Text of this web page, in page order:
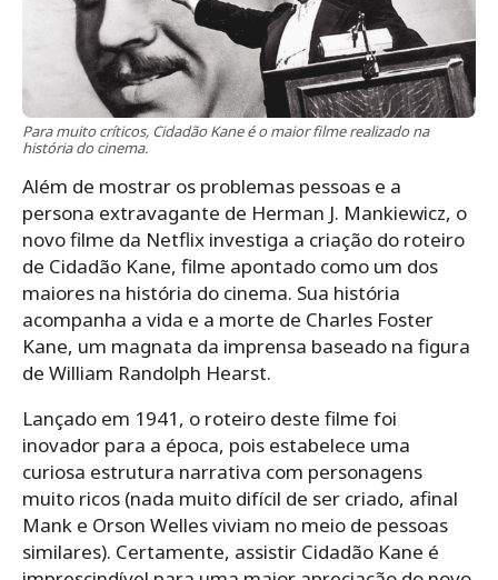
Para muito críticos, Cidadão Kane é o maior filme realizado na
história do cinema.
Além de mostrar os problemas pessoas e a
persona extravagante de Herman J. Mankiewicz, o
novo filme da Netflix investiga a criação do roteiro
de Cidadão Kane, filme apontado como um dos
maiores na história do cinema. Sua história
acompanha a vida e a morte de Charles Foster
Kane, um magnata da imprensa baseado na figura
de William Randolph Hearst.
Lançado em 1941, o roteiro deste filme foi
inovador para a época, pois estabelece uma
curiosa estrutura narrativa com personagens
muito ricos (nada muito difícil de ser criado, afinal
Mank e Orson Welles viviam no meio de pessoas
similares). Certamente, assistir Cidadão Kane é